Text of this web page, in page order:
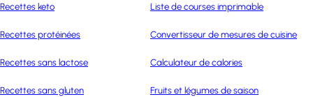
Recettes keto
Recettes protéinées
Recettes sans lactose
Recettes sans gluten
Liste de courses imprimable
Convertisseur de mesures de cuisine
Calculateur de calories
Fruits et légumes de saison